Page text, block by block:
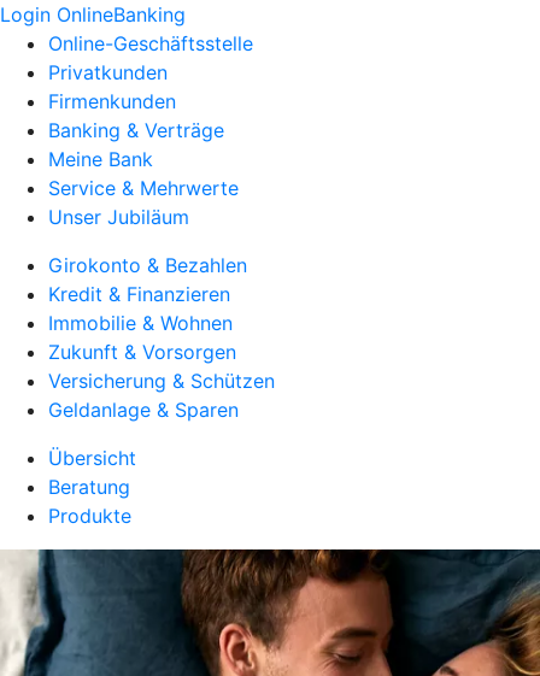
Login OnlineBanking
Online-Geschäftsstelle
Privatkunden
Firmenkunden
Banking & Verträge
Meine Bank
Service & Mehrwerte
Unser Jubiläum
Girokonto & Bezahlen
Kredit & Finanzieren
Immobilie & Wohnen
Zukunft & Vorsorgen
Versicherung & Schützen
Geldanlage & Sparen
Übersicht
Beratung
Produkte